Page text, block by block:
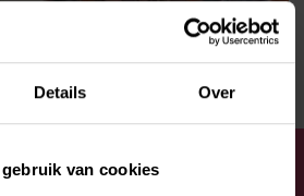
Details Over
van cookies
OF HEB JE